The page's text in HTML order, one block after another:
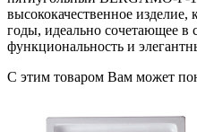
высококачественное
годы, идеально сочетающее в
функциональность и
С этим товаром Вам может